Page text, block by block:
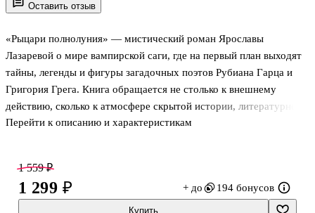
Оставить отзыв
«Рыцари полнолуния» — мистический роман Ярославы
Лазаревой о мире вампирской саги, где на первый план выходят
тайны, легенды и фигуры загадочных поэтов Рубиана Гарца и
Григория Грега. Книга обращается не столько к внешнему
действию, сколько к атмосфере скрытой истории, литературной
игре и зыбкой грани между вымыслом и правдоподобной
вокруг их биографий и текстов.
Что входит в издание
Перейти к описанию и характеристикам
1 559 ₽
1 299 ₽ + до 194 бонусов
Купить